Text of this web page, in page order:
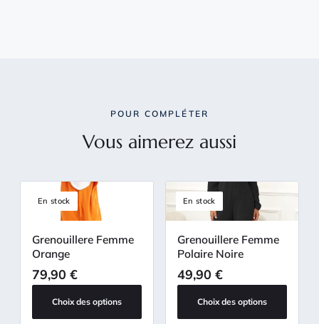
POUR COMPLÉTER
Vous aimerez aussi
En stock
Grenouillere Femme
Orange
79,90 €
Choix des options
En stock
Grenouillere Femme
Polaire Noire
49,90 €
Choix des options